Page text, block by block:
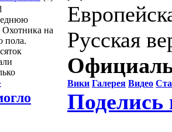
Охотника на
пола.
Русская
Вики Галерея Видео
Поделись